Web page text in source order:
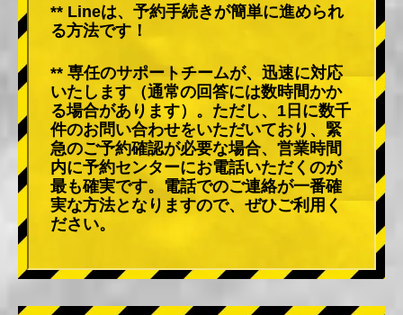
** Lineは、予約手続きが簡単に進められ
る方法です！
** 専任のサポートチームが、迅速に対応
いたします（通常の回答には数時間かか
る場合があります）。ただし、1日に数千
件のお問い合わせをいただいており、緊
急のご予約確認が必要な場合、営業時間
内に予約センターにお電話いただくのが
最も確実です。電話でのご連絡が一番確
実な方法となりますので、ぜひご利用く
ださい。